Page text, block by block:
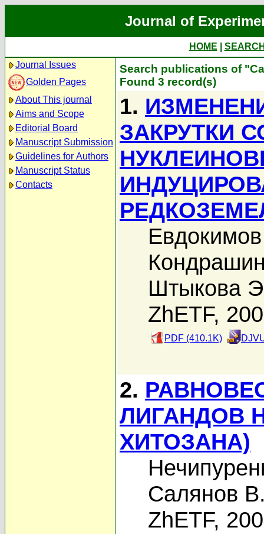
Journal of
HOME
Journal Issues
Golden Pages
About This journal
Aims and Scope
Editorial Board
Manuscript Submission
Guidelines for Authors
Manuscript Status
Contacts
Search publications of
Found 3 record(s)
1.
ЗАКРУТКИ
Штыкова
ZhETF,
PDF (410.1K)
2.
ЛИГАНДОВ
ХИТОЗАНА)
Салянов
ZhETF,